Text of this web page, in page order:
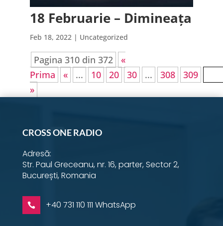
18 Februarie – Dimineața
Feb 18, 2022| Uncategorized
Pagina 310 din 372
«
Prima
« ... 10 20 30 ... 308 309
»
CROSS ONE RADIO
Adresă:
Str. Paul Greceanu, nr. 16, parter, Sector 2,
București, Romania
 +40 731 110 111 WhatsApp